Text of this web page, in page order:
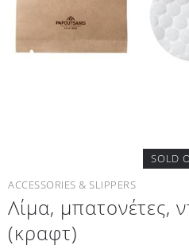
SOLD
ACCESSORIES & SLIPPERS
Λίμα, μπατονέτες,
(κραφτ)